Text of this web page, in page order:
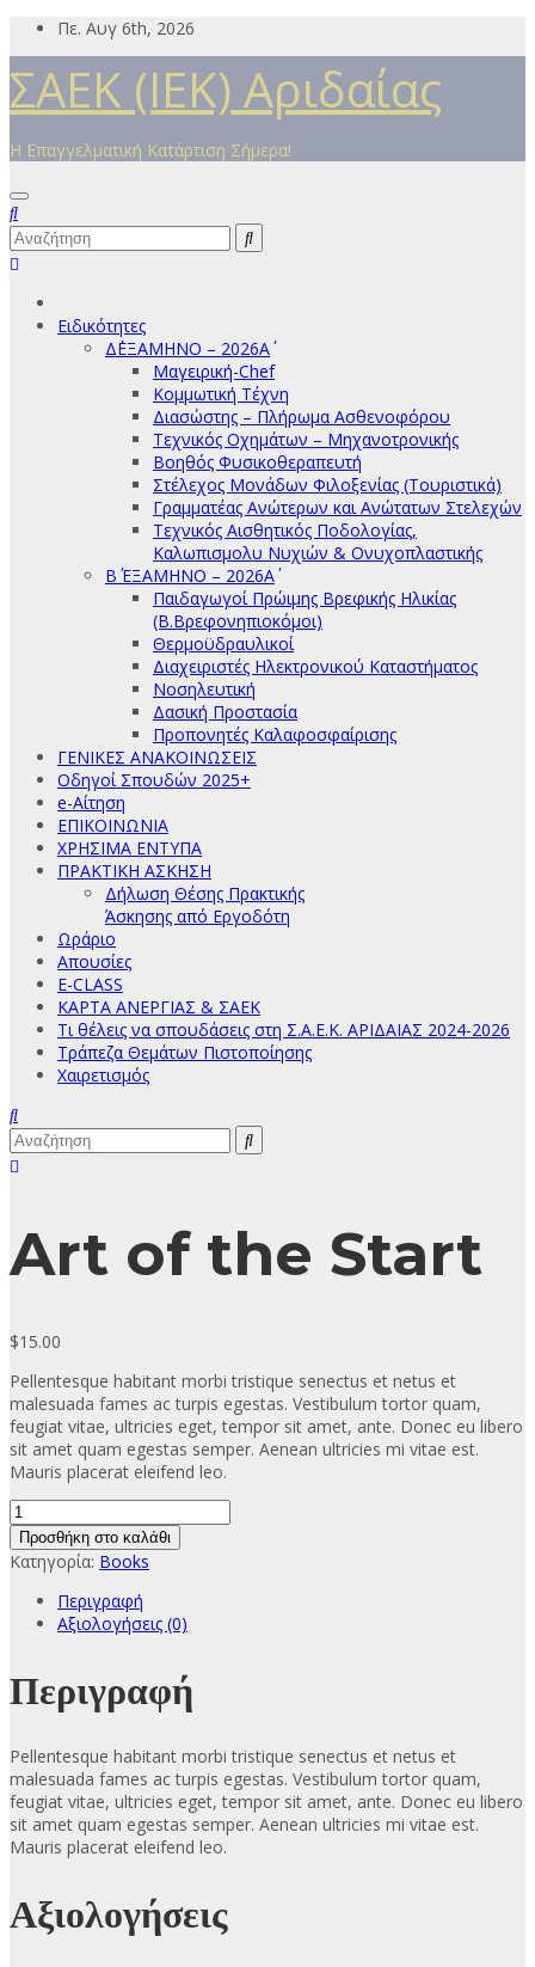
Μετάβαση
περιεχόμενο
Πε. Αυγ 6th, 2026
ΣΑΕΚ (ΙΕΚ) Αριδαίας
Η Επαγγελματική Κατάρτιση Σήμερα!
Ειδικότητες
Δ΄ΕΞΑΜΗΝΟ – 2026Α΄
Μαγειρική-Chef
Κομμωτική Τέχνη
Διασώστης – Πλήρωμα Ασθενοφόρου
Τεχνικός Οχημάτων – Μηχανοτρονικής
Βοηθός Φυσικοθεραπευτή
Στέλεχος Μονάδων Φιλοξενίας (Τουριστικά)
Γραμματέας Ανώτερων και Ανώτατων Στελεχών
Τεχνικός Αισθητικός Ποδολογίας,
Καλωπισμολυ Νυχιών & Ονυχοπλαστικής
Β΄ ΕΞΑΜΗΝΟ – 2026Α΄
Παιδαγωγοί Πρώιμης Βρεφικής Ηλικίας
(Β.Βρεφονηπιοκόμοι)
Θερμοϋδραυλικοί
Διαχειριστές Ηλεκτρονικού Καταστήματος
Νοσηλευτική
Δασική Προστασία
Προπονητές Καλαφοσφαίρισης
ΓΕΝΙΚΕΣ ΑΝΑΚΟΙΝΩΣΕΙΣ
Οδηγοί Σπουδών 2025+
e-Αίτηση
ΕΠΙΚΟΙΝΩΝΙΑ
ΧΡΗΣΙΜΑ ΕΝΤΥΠΑ
ΠΡΑΚΤΙΚΗ ΑΣΚΗΣΗ
Δήλωση Θέσης Πρακτικής
Άσκησης από Εργοδότη
Ωράριο
Απουσίες
E-CLASS
ΚΑΡΤΑ ΑΝΕΡΓΙΑΣ & ΣΑΕΚ
Τι θέλεις να σπουδάσεις στη Σ.Α.Ε.Κ. ΑΡΙΔΑΙΑΣ 2024-2026
Τράπεζα Θεμάτων Πιστοποίησης
Χαιρετισμός
Art of the Start
$15.00
Pellentesque habitant morbi tristique senectus et netus et
malesuada fames ac turpis egestas. Vestibulum tortor quam,
feugiat vitae, ultricies eget, tempor sit amet, ante. Donec eu libero
sit amet quam egestas semper. Aenean ultricies mi vitae est.
Mauris placerat eleifend leo.
Art
of
the
Start
ποσότητα
Προσθήκη στο καλάθι
Κατηγορία: Books
Περιγραφή
Αξιολογήσεις (0)
Περιγραφή
Pellentesque habitant morbi tristique senectus et netus et
malesuada fames ac turpis egestas. Vestibulum tortor quam,
feugiat vitae, ultricies eget, tempor sit amet, ante. Donec eu libero
sit amet quam egestas semper. Aenean ultricies mi vitae est.
Mauris placerat eleifend leo.
Αξιολογήσεις